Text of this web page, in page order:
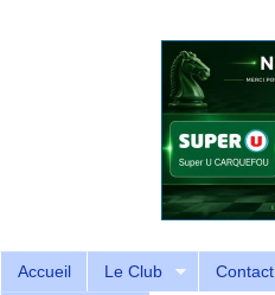
Accueil Le Club Contact